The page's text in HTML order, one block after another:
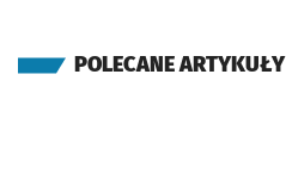
POLECANE ARTYKUŁY